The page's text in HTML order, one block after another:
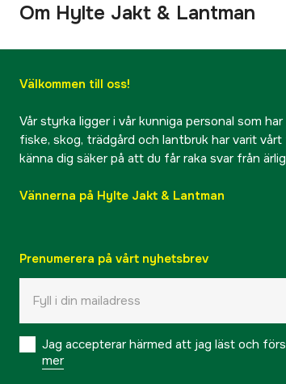
Om Hylte Jakt & Lantman
Välkommen till oss!
Vår styrka ligger i vår kunniga personal som
fiske, skog, trädgård och lantbruk har varit vårt
känna dig säker på att du får raka svar från
Vännerna på Hylte Jakt & Lantman
Prenumerera på vårt nyhetsbrev
Jag accepterar härmed att jag läst och
mer